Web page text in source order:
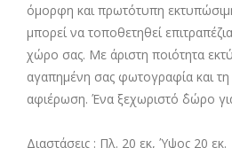
όμορφη και πρωτότυπη
μπορεί να τοποθετηθεί
χώρο σας. Με άριστη ποιότητα
αγαπημένη σας φωτογραφία και τη
αφιέρωση. Ένα ξεχωριστό ΄δώρο
Διαστάσεις : Πλ. 20 εκ, Ύψος 20 εκ.